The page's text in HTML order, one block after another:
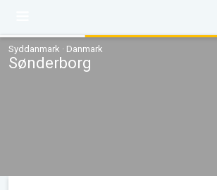
Syddanmark · Danmark
Sønderborg